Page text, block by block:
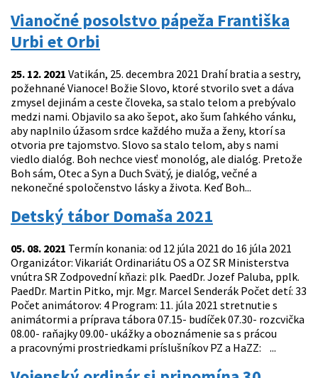
Vianočné posolstvo pápeža Františka
Urbi et Orbi
25. 12. 2021 Vatikán, 25. decembra 2021 Drahí bratia a sestry,
požehnané Vianoce! Božie Slovo, ktoré stvorilo svet a dáva
zmysel dejinám a ceste človeka, sa stalo telom a prebývalo
medzi nami. Objavilo sa ako šepot, ako šum ľahkého vánku,
aby naplnilo úžasom srdce každého muža a ženy, ktorí sa
otvoria pre tajomstvo. Slovo sa stalo telom, aby s nami
viedlo dialóg. Boh nechce viesť monológ, ale dialóg. Pretože
Boh sám, Otec a Syn a Duch Svätý, je dialóg, večné a
nekonečné spoločenstvo lásky a života. Keď Boh...
Detský tábor Domaša 2021
05. 08. 2021 Termín konania: od 12 júla 2021 do 16 júla 2021
Organizátor: Vikariát Ordinariátu OS a OZ SR Ministerstva
vnútra SR Zodpovední kňazi: plk. PaedDr. Jozef Paluba, pplk.
PaedDr. Martin Pitko, mjr. Mgr. Marcel Senderák Počet detí: 33
Počet animátorov: 4 Program: 11. júla 2021 stretnutie s
animátormi a príprava tábora 07.15- budíček 07.30- rozcvička
08.00- raňajky 09.00- ukážky a oboznámenie sa s prácou
a pracovnými prostriedkami príslušníkov PZ a HaZZ: ...